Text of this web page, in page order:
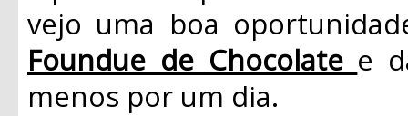
vejo uma boa
Foundue de Chocolate e
menos por um dia.